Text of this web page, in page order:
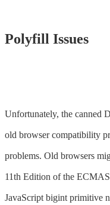
Polyfill Issues
Unfortunately, the canned
old browser compatibility
problems. Old browsers
11th Edition of the
JavaScript bigint primitive